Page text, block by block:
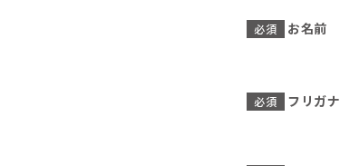
必須 お名前
必須 フリガナ